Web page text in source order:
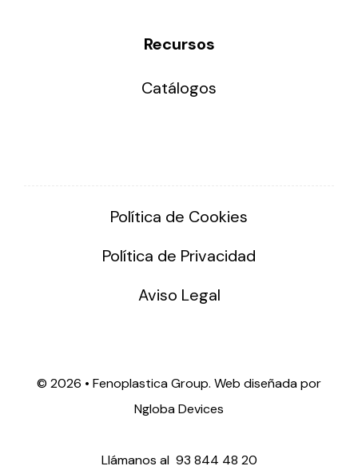
Recursos
Catálogos
Política de Cookies
Política de Privacidad
Aviso Legal
© 2026 • Fenoplastica Group. Web diseñada por
Ngloba Devices
Llámanos al 93 844 48 20